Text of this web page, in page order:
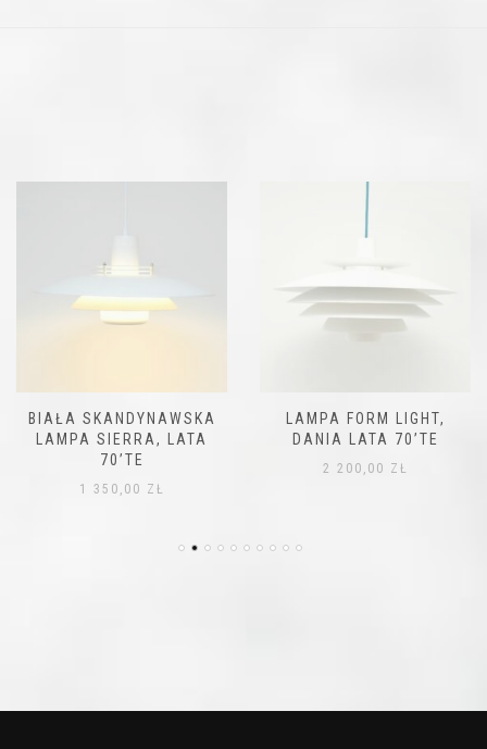
BIAŁA SKANDYNAWSKA
LAMPA SIERRA, LATA
70’TE
1 350,00 ZŁ
LAMPA FORM LIGHT,
DANIA LATA 70’TE
2 200,00 ZŁ